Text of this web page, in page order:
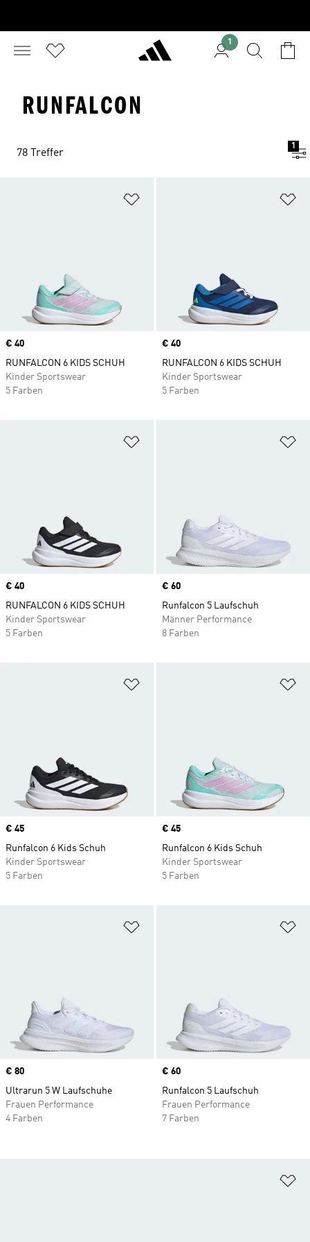
1
RUNFALCON
78 Treffer
1
Price
€ 40
RUNFALCON 6 KIDS SCHUH
Kinder Sportswear
5 Farben
Price
€ 40
RUNFALCON 6 KIDS SCHUH
Kinder Sportswear
5 Farben
Price
€ 40
RUNFALCON 6 KIDS SCHUH
Kinder Sportswear
5 Farben
Price
€ 60
Runfalcon 5 Laufschuh
Männer Performance
8 Farben
Price
€ 45
Runfalcon 6 Kids Schuh
Kinder Sportswear
5 Farben
Price
€ 45
Runfalcon 6 Kids Schuh
Kinder Sportswear
5 Farben
Price
€ 80
Ultrarun 5 W Laufschuhe
Frauen Performance
4 Farben
Price
€ 60
Runfalcon 5 Laufschuh
Frauen Performance
7 Farben